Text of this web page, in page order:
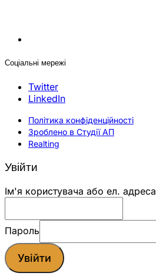
Соціальні мережі
Twitter
LinkedIn
Політика конфіденційності
Зроблено в Студії АП
Realting
Увійти
Ім'я користувача або ел. адреса
Пароль
Увійти